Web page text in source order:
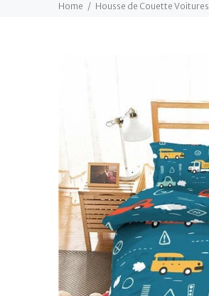
Home Housse de Couette Voitures